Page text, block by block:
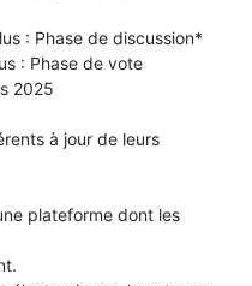
: Phase de discussion*
: Phase de vote
2025
à jour de leurs
plateforme dont les